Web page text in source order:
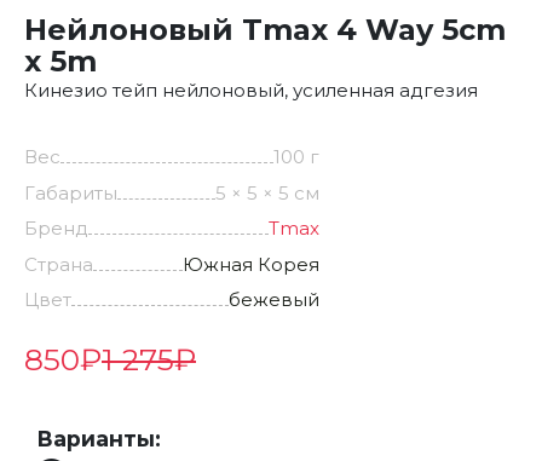
Нейлоновый Tmax 4 Way 5cm
х 5m
Кинезио тейп нейлоновый, усиленная адгезия
Вес
100 г
Габариты
5 × 5 × 5 см
Бренд
Tmax
Страна
Южная Корея
Цвет
бежевый
1 275₽
850₽
Варианты: